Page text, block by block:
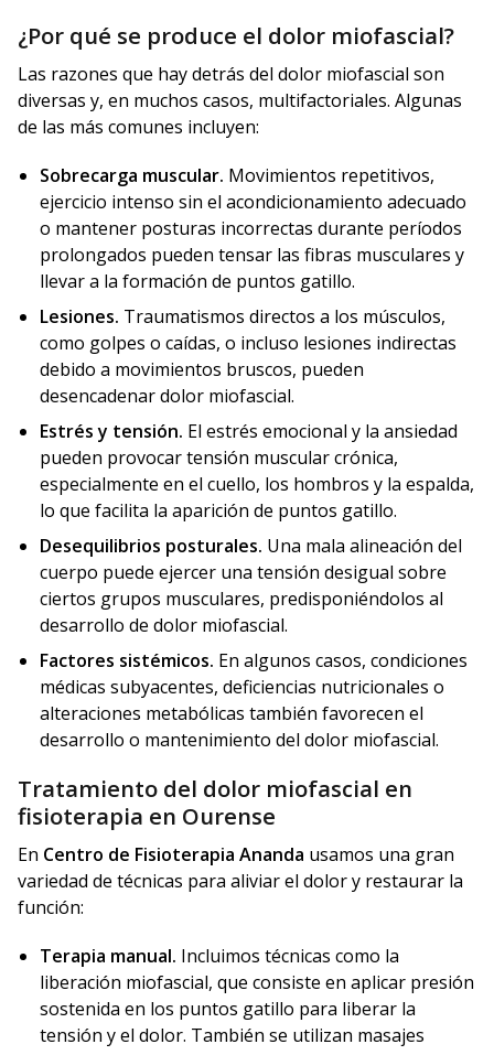
¿Por qué se produce el dolor miofascial?
Las razones que hay detrás del dolor miofascial son
diversas y, en muchos casos, multifactoriales. Algunas
de las más comunes incluyen:
Sobrecarga muscular. Movimientos repetitivos,
ejercicio intenso sin el acondicionamiento adecuado
o mantener posturas incorrectas durante períodos
prolongados pueden tensar las fibras musculares y
llevar a la formación de puntos gatillo.
Lesiones. Traumatismos directos a los músculos,
como golpes o caídas, o incluso lesiones indirectas
debido a movimientos bruscos, pueden
desencadenar dolor miofascial.
Estrés y tensión. El estrés emocional y la ansiedad
pueden provocar tensión muscular crónica,
especialmente en el cuello, los hombros y la espalda,
lo que facilita la aparición de puntos gatillo.
Desequilibrios posturales. Una mala alineación del
cuerpo puede ejercer una tensión desigual sobre
ciertos grupos musculares, predisponiéndolos al
desarrollo de dolor miofascial.
Factores sistémicos. En algunos casos, condiciones
médicas subyacentes, deficiencias nutricionales o
alteraciones metabólicas también favorecen el
desarrollo o mantenimiento del dolor miofascial.
Tratamiento del dolor miofascial en
fisioterapia en Ourense
En Centro de Fisioterapia Ananda usamos una gran
variedad de técnicas para aliviar el dolor y restaurar la
función:
Terapia manual. Incluimos técnicas como la
liberación miofascial, que consiste en aplicar presión
sostenida en los puntos gatillo para liberar la
tensión y el dolor. También se utilizan masajes